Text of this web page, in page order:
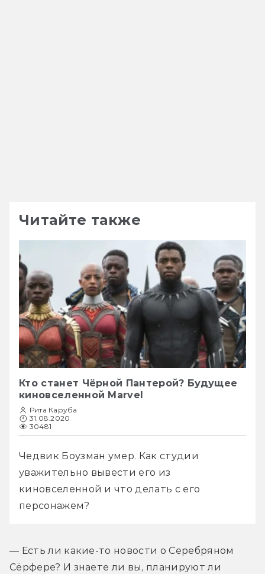
Читайте также
Кто станет Чёрной Пантерой? Будущее
киновселенной Marvel
Рита Каруба
31.08.2020
30481
Чедвик Боузман умер. Как студии
уважительно вывести его из
киновселенной и что делать с его
персонажем?
— Есть ли какие-то новости о Серебряном
Сёрфере? И знаете ли вы, планируют ли